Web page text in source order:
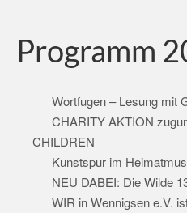
Programm
Wortfugen – Lesung mit
CHARITY AKTION
CHILDREN
Kunstspur im
NEU DABEI: Die Wilde
WIR in Wennigsen e.V.